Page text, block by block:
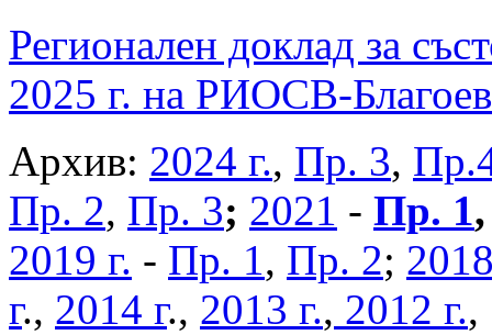
Регионален доклад за
2025 г. на РИОСВ-
Архив: 2024 г., Пр. 3,
Пр. 2, Пр. 3; 2021 - Пр. 1
2019 г. - Пр. 1, Пр. 2;
г., 2014 г., 2013 г., 2012 г.